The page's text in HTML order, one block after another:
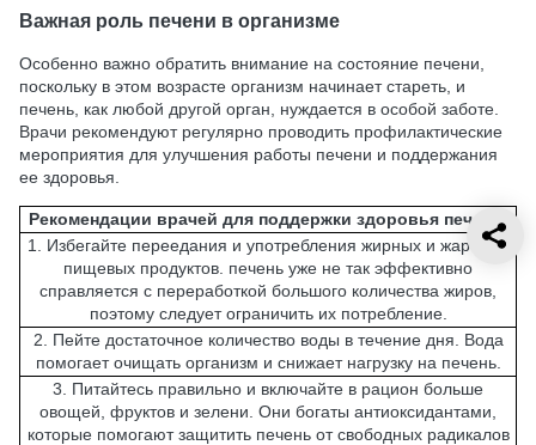
Важная роль печени в организме
Особенно важно обратить внимание на состояние печени,
поскольку в этом возрасте организм начинает стареть, и
печень, как любой другой орган, нуждается в особой заботе.
Врачи рекомендуют регулярно проводить профилактические
мероприятия для улучшения работы печени и поддержания
ее здоровья.
Рекомендации врачей для поддержки здоровья печени:
1. Избегайте переедания и употребления жирных и жареных
пищевых продуктов. печень уже не так эффективно
справляется с переработкой большого количества жиров,
поэтому следует ограничить их потребление.
2. Пейте достаточное количество воды в течение дня. Вода
помогает очищать организм и снижает нагрузку на печень.
3. Питайтесь правильно и включайте в рацион больше
овощей, фруктов и зелени. Они богаты антиоксидантами,
которые помогают защитить печень от свободных радикалов